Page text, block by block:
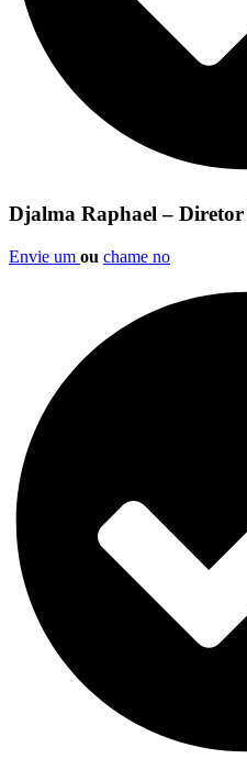
Djalma Raphael –
Envie um ou chame no